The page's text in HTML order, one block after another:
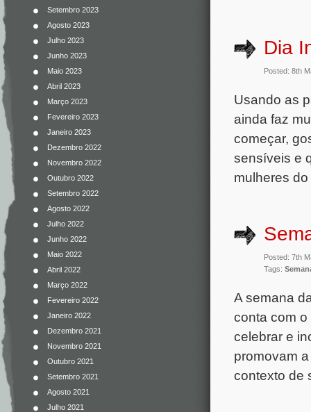
Setembro 2023
Agosto 2023
Julho 2023
Junho 2023
Maio 2023
Abril 2023
Março 2023
Fevereiro 2023
Janeiro 2023
Dezembro 2022
Novembro 2022
Outubro 2022
Setembro 2022
Agosto 2022
Julho 2022
Junho 2022
Maio 2022
Abril 2022
Março 2022
Fevereiro 2022
Janeiro 2022
Dezembro 2021
Novembro 2021
Outubro 2021
Setembro 2021
Agosto 2021
Julho 2021
Dia
Posted: 8th
Usando as
ainda faz
começar,
sensíveis e
mulheres
Posted: 7th
Tags:
A semana
conta com
celebrar e
promovam
contexto de